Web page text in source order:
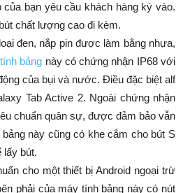
bạn yêu cầu khách hàng ký vào.
chất lượng cao đi kèm.
đen, nắp pin được làm bằng nhựa,
bảng này có chứng nhận IP68 với
của bụi và nước. Điều đặc biệt alf
Tab Active 2. Ngoài chứng nhận
chuẩn quân sự, được đảm bảo vẫn
này cũng có khe cắm cho bút S
lấy bút.
cho một thiết bị Android ngoại trừ
phải của máy tính bảng này có nút